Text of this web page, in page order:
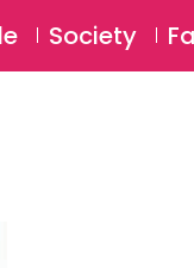
SUBSCRIBE
Society